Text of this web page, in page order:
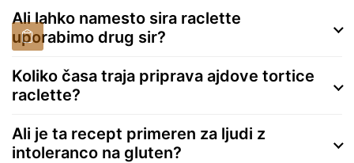
Ali lahko namesto sira raclette
uporabimo drug sir?
Koliko časa traja priprava ajdove tortice
raclette?
Ali je ta recept primeren za ljudi z
intoleranco na gluten?